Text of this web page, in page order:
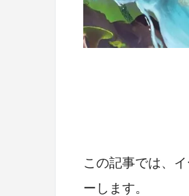
この記事では、
ーします。